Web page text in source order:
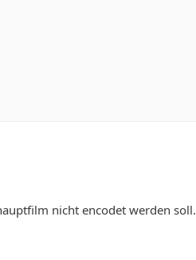
nicht encodet werden soll.